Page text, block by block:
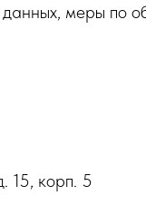
меры по
15, корп. 5